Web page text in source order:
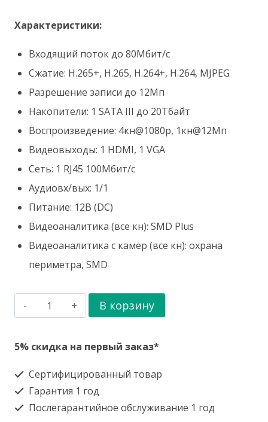
Характеристики:
Входящий поток до 80Мбит/с
Cжатие: H.265+, H.265, H.264+, H.264, MJPEG
Разрешение записи до 12Мп
Накопители: 1 SATA III до 20Тбайт
Воспроизведение: 4кн@1080p, 1кн@12Мп
Видеовыходы: 1 HDMI, 1 VGA
Сеть: 1 RJ45 100Мбит/с
Аудиовх/вых: 1/1
Питание: 12В (DC)
Видеоаналитика (все кн): SMD Plus
Видеоаналитика с камер (все кн): охрана
периметра, SMD
Количество
товара
NVR2104-
4KS3
В корзину
5% скидка на первый заказ*
Сертифицированный товар
Гарантия 1 год
Послегарантийное обслуживание 1 год